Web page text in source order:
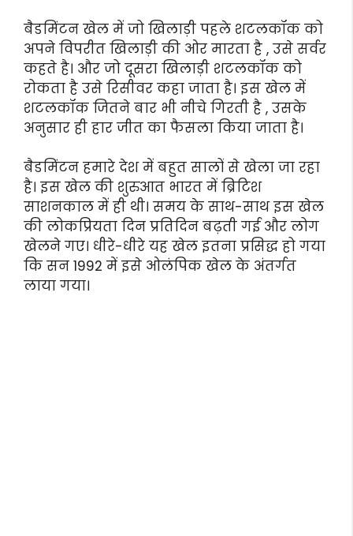
बैडमिंटन खेल में जो खिलाड़ी पहले शटलकॉक को
अपने विपरीत खिलाड़ी की ओर मारता है , उसे सर्वर
कहते है। और जो दूसरा खिलाड़ी शटलकॉक को
रोकता है उसे रिसीवर कहा जाता है। इस खेल में
शटलकॉक जितने बार भी नीचे गिरती है , उसके
अनुसार ही हार जीत का फैसला किया जाता है।
बैडमिंटन हमारे देश में बहुत सालों से खेला जा रहा
है। इस खेल की शुरुआत भारत में ब्रिटिश
साशनकाल में ही थी। समय के साथ-साथ इस खेल
की लोकप्रियता दिन प्रतिदिन बढ़ती गई और लोग
खेलने गए। धीरे-धीरे यह खेल इतना प्रसिद्ध हो गया
कि सन 1992 में इसे ओलंपिक खेल के अंतर्गत
लाया गया।